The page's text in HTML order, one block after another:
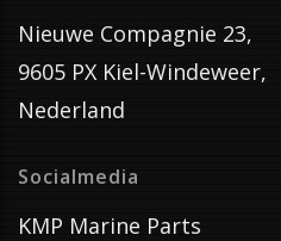
Nieuwe Compagnie 23,
9605 PX Kiel-Windeweer,
Nederland
Socialmedia
KMP Marine Parts